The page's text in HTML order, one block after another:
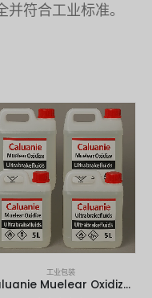
符合工业标准。
工业包装
Caluanie Muelear Oxidize - 5 升